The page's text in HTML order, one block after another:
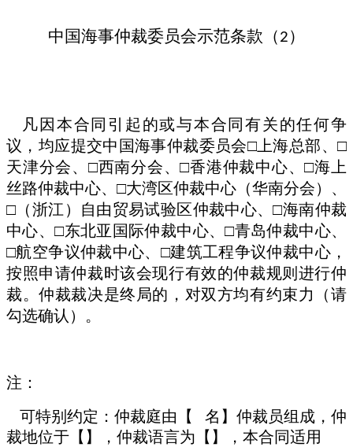
中国海事仲裁委员会示范条款（2）
凡因本合同引起的或与本合同有关的任何争
议，均应提交中国海事仲裁委员会□上海总部、□
天津分会、□西南分会、□香港仲裁中心、□海上
丝路仲裁中心、□大湾区仲裁中心（华南分会）、
□（浙江）自由贸易试验区仲裁中心、□海南仲裁
中心、□东北亚国际仲裁中心、□青岛仲裁中心、
□航空争议仲裁中心、□建筑工程争议仲裁中心，
按照申请仲裁时该会现行有效的仲裁规则进行仲
裁。仲裁裁决是终局的，对双方均有约束力（请
勾选确认）。
注：
可特别约定：仲裁庭由【 名】仲裁员组成，仲
裁地位于【】，仲裁语言为【】，本合同适用